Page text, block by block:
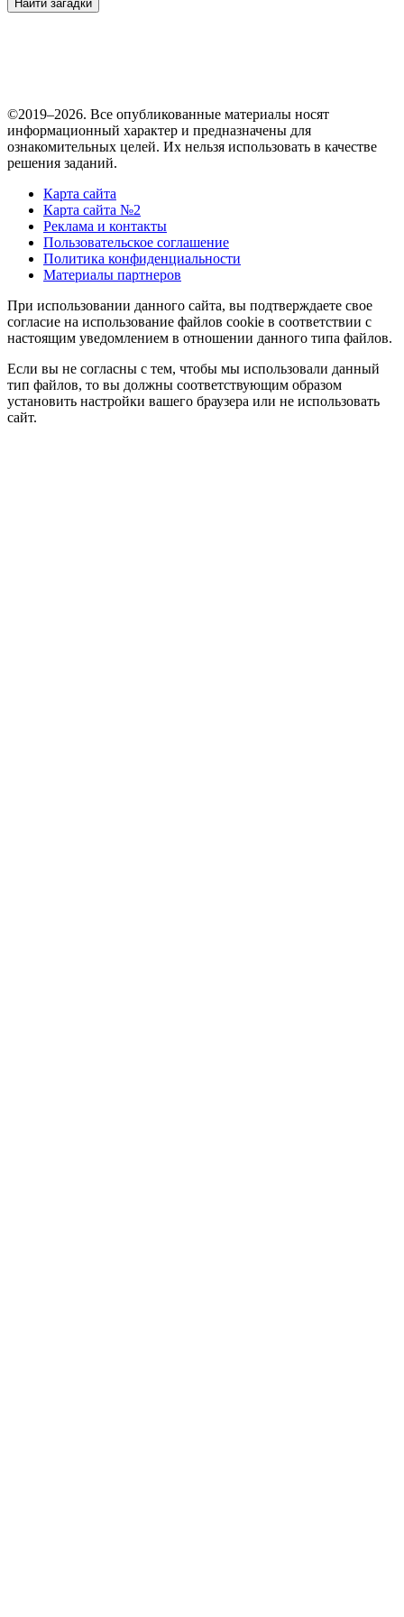
Найти загадки
©2019–2026. Все опубликованные материалы носят
информационный характер и предназначены для
ознакомительных целей. Их нельзя использовать в качестве
решения заданий.
Карта сайта
Карта сайта №2
Реклама и контакты
Пользовательское соглашение
Политика конфиденциальности
Материалы партнеров
При использовании данного сайта, вы подтверждаете свое
согласие на использование файлов cookie в соответствии с
настоящим уведомлением в отношении данного типа файлов.
Если вы не согласны с тем, чтобы мы использовали данный
тип файлов, то вы должны соответствующим образом
установить настройки вашего браузера или не использовать
сайт.